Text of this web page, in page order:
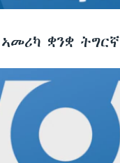
ቋንቋ ትግርኛ